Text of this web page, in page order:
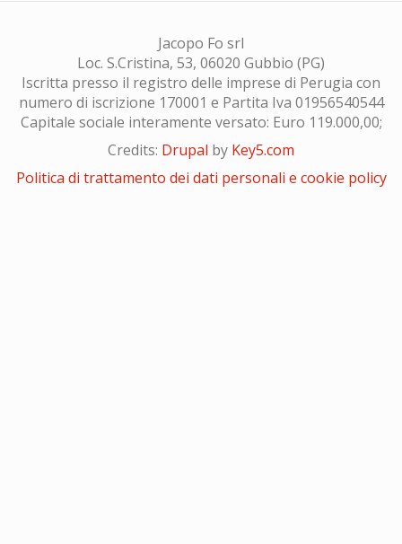
Jacopo Fo srl
Loc. S.Cristina, 53, 06020 Gubbio (PG)
Iscritta presso il registro delle imprese di Perugia con
numero di iscrizione 170001 e Partita Iva 01956540544
Capitale sociale interamente versato: Euro 119.000,00;
Credits: Drupal by Key5.com
Politica di trattamento dei dati personali e cookie policy